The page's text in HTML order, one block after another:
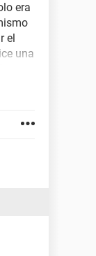
era
el
una